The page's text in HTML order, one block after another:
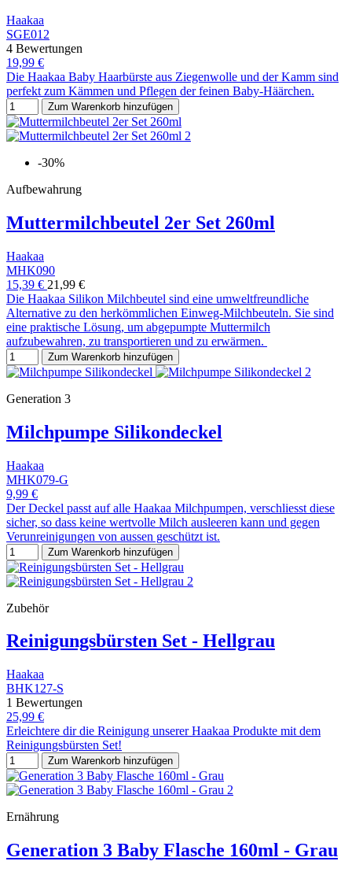
Haakaa
SGE012
4 Bewertungen
19,99 €
Die Haakaa Baby Haarbürste aus Ziegenwolle und der Kamm sind
perfekt zum Kämmen und Pflegen der feinen Baby-Häärchen.
Zum Warenkorb hinzufügen
-30%
Aufbewahrung
Muttermilchbeutel 2er Set 260ml
Haakaa
MHK090
15,39 € 21,99 €
Die Haakaa Silikon Milchbeutel sind eine umweltfreundliche
Alternative zu den herkömmlichen Einweg-Milchbeuteln. Sie sind
eine praktische Lösung, um abgepumpte Muttermilch
aufzubewahren, zu transportieren und zu erwärmen.
Zum Warenkorb hinzufügen
Generation 3
Milchpumpe Silikondeckel
Haakaa
MHK079-G
9,99 €
Der Deckel passt auf alle Haakaa Milchpumpen, verschliesst diese
sicher, so dass keine wertvolle Milch ausleeren kann und gegen
Verunreinigungen von aussen geschützt ist.
Zum Warenkorb hinzufügen
Zubehör
Reinigungsbürsten Set - Hellgrau
Haakaa
BHK127-S
1 Bewertungen
25,99 €
Erleichtere dir die Reinigung unserer Haakaa Produkte mit dem
Reinigungsbürsten Set!
Zum Warenkorb hinzufügen
Ernährung
Generation 3 Baby Flasche 160ml - Grau